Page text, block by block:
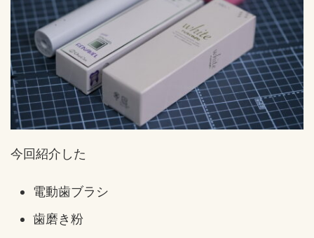
今回紹介した
電動歯ブラシ
歯磨き粉